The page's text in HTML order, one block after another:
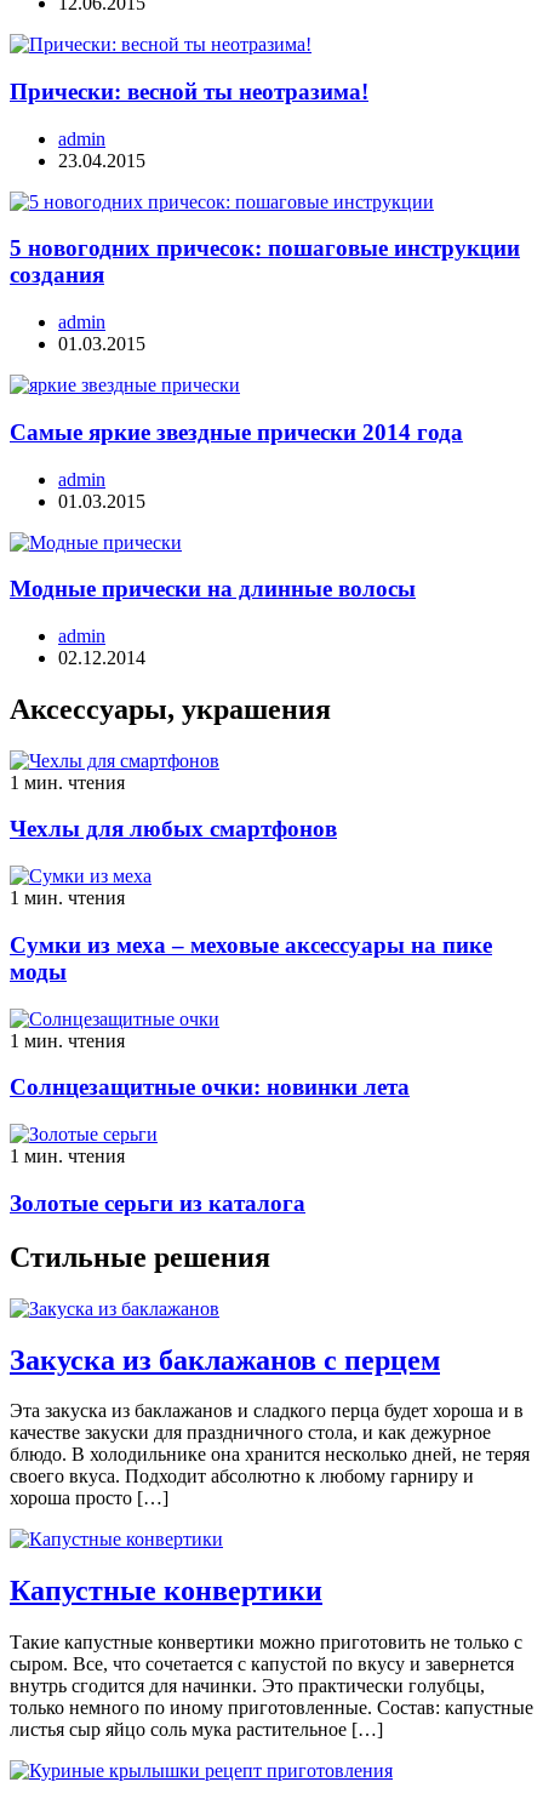
Прически: весной ты неотразима!
admin
23.04.2015
5 новогодних причесок: пошаговые инструкции
создания
admin
01.03.2015
Самые яркие звездные прически 2014 года
admin
01.03.2015
Модные прически на длинные волосы
admin
02.12.2014
Аксессуары, украшения
1 мин. чтения
Чехлы для любых смартфонов
1 мин. чтения
Сумки из меха – меховые аксессуары на пике
моды
1 мин. чтения
Солнцезащитные очки: новинки лета
1 мин. чтения
Золотые серьги из каталога
Стильные решения
Закуска из баклажанов с перцем
Эта закуска из баклажанов и сладкого перца будет хороша и в
качестве закуски для праздничного стола, и как дежурное
блюдо. В холодильнике она хранится несколько дней, не теряя
своего вкуса. Подходит абсолютно к любому гарниру и
хороша просто […]
Капустные конвертики
Такие капустные конвертики можно приготовить не только с
сыром. Все, что сочетается с капустой по вкусу и завернется
внутрь сгодится для начинки. Это практически голубцы,
только немного по иному приготовленные. Состав: капустные
листья сыр яйцо соль мука растительное […]